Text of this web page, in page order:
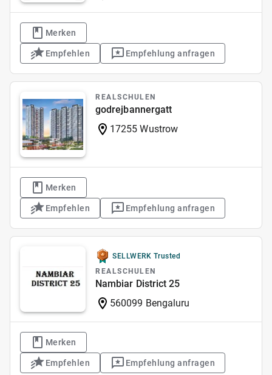
Merken
Empfehlen Empfehlung anfragen
REALSCHULEN
godrejbannergatt
17255 Wustrow
Merken
Empfehlen Empfehlung anfragen
SELLWERK Trusted
REALSCHULEN
Nambiar District 25
560099 Bengaluru
Merken
Empfehlen Empfehlung anfragen